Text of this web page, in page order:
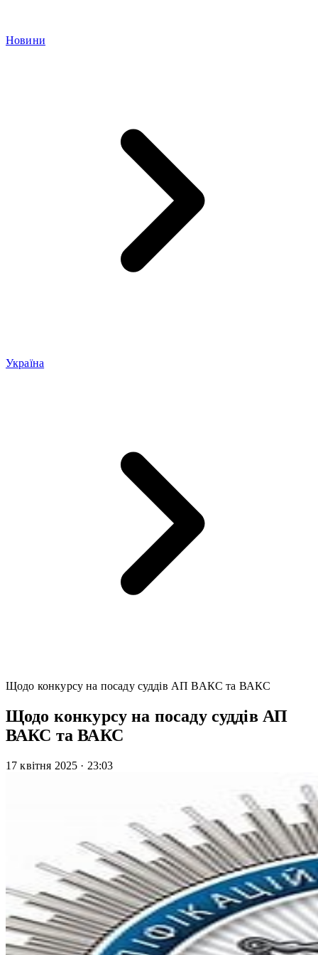
Новини
Україна
Щодо конкурсу на посаду суддів АП ВАКС та ВАКС
Щодо конкурсу на посаду суддів АП
ВАКС та ВАКС
17 квітня 2025 · 23:03